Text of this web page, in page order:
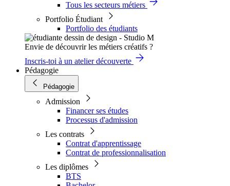
Tous les secteurs métiers
Portfolio Étudiant
Portfolio des étudiants
Envie de découvrir les métiers créatifs ?
Inscris-toi à un atelier découverte
Pédagogie
Pédagogie
Admission
Financer ses études
Processus d'admission
Les contrats
Contrat d'apprentissage
Contrat de professionnalisation
Les diplômes
BTS